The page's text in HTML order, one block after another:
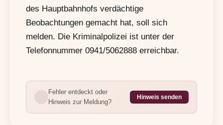
des Hauptbahnhofs verdächtige
Beobachtungen gemacht hat, soll sich
melden. Die Kriminalpolizei ist unter der
Telefonnummer 0941/5062888 erreichbar.
Fehler entdeckt oder
Hinweis zur Meldung?
Hinweis senden